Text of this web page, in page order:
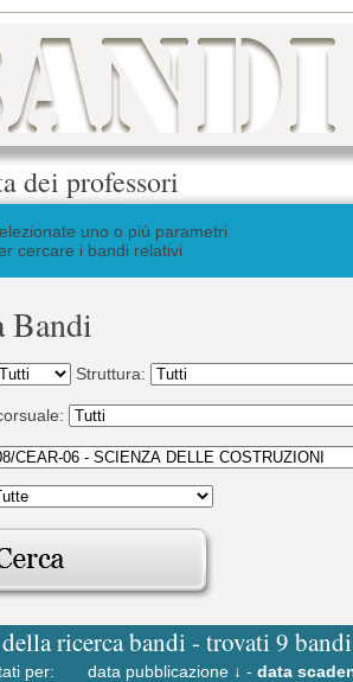
dei professori
uno o più parametri
cercare i bandi relativi
Bandi
Struttura:
ricerca bandi - trovati 9 bandi
per: data pubblicazione ↓ - data